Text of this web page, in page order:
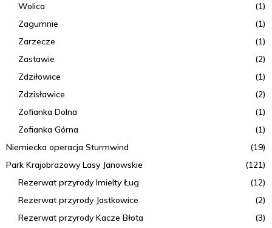
Wolica
(1)
Zagumnie
(1)
Zarzecze
(1)
Zastawie
(2)
Zdziłowice
(1)
Zdzisławice
(2)
Zofianka Dolna
(1)
Zofianka Górna
(1)
Niemiecka operacja Sturmwind
(19)
Park Krajobrazowy Lasy Janowskie
(121)
Rezerwat przyrody Imielty Ług
(12)
Rezerwat przyrody Jastkowice
(2)
Rezerwat przyrody Kacze Błota
(3)